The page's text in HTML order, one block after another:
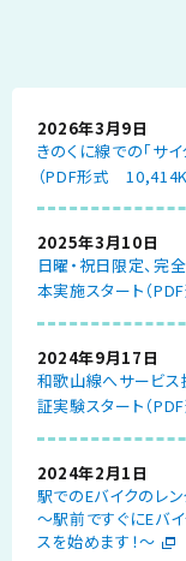
2026年3月9日
きのくに線での「サ
（PDF形式
2025年3月10日
日曜・祝日限定、完
本実施スタート（
2024年9月17日
和歌山線へサービス
証実験スタート（
2024年2月1日
駅でのEバイクのレ
～駅前ですぐにEバ
スを始めます！～